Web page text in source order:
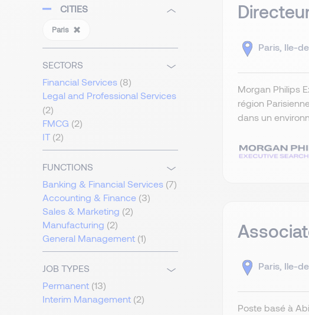
CITIES
Paris
SECTORS
Financial Services (8)
Legal and Professional Services
(2)
FMCG (2)
IT (2)
FUNCTIONS
Banking & Financial Services (7)
Accounting & Finance (3)
Sales & Marketing (2)
Manufacturing (2)
General Management (1)
JOB TYPES
Permanent (13)
Interim Management (2)
Paris, Ile-
Morgan Philips
région
dans un
Paris, Ile-
Poste basé à